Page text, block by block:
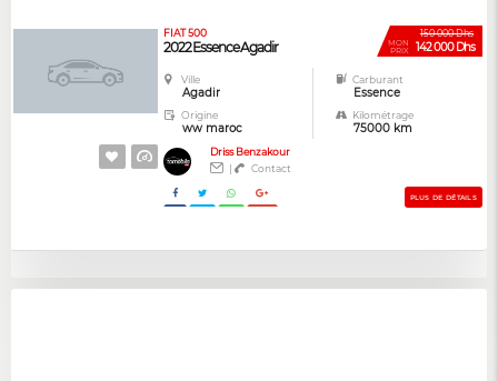
150 000 Dhs
MON
PRIX 142 000 Dhs
FIAT 500
2022 Essence Agadir
Ville
Agadir
Carburant
Essence
Origine
ww maroc
Kilométrage
75000 km
Driss Benzakour
|
Contact
PLUS DE DÉTAILS